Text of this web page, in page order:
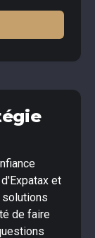
et
solutions
de faire